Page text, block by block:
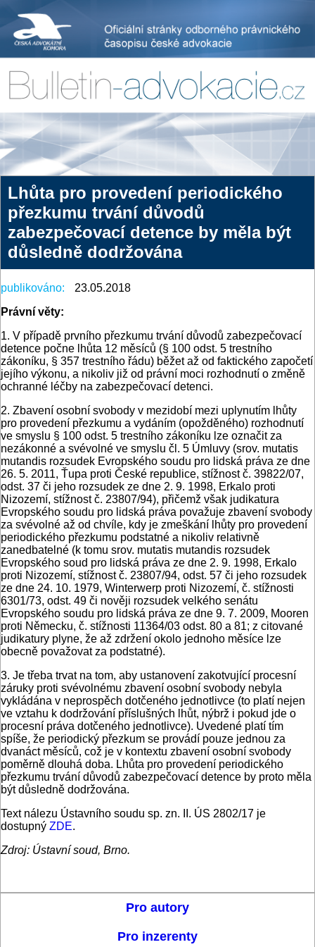
Lhůta pro provedení periodického
přezkumu trvání důvodů
zabezpečovací detence by měla být
důsledně dodržována
publikováno:
23.05.2018
Právní věty:
1. V případě prvního přezkumu trvání důvodů zabezpečovací
detence počne lhůta 12 měsíců (§ 100 odst. 5 trestního
zákoníku, § 357 trestního řádu) běžet až od faktického započetí
jejího výkonu, a nikoliv již od právní moci rozhodnutí o změně
ochranné léčby na zabezpečovací detenci.
2. Zbavení osobní svobody v mezidobí mezi uplynutím lhůty
pro provedení přezkumu a vydáním (opožděného) rozhodnutí
ve smyslu § 100 odst. 5 trestního zákoníku lze označit za
nezákonné a svévolné ve smyslu čl. 5 Úmluvy (srov. mutatis
mutandis rozsudek Evropského soudu pro lidská práva ze dne
26. 5. 2011, Ťupa proti České republice, stížnost č. 39822/07,
odst. 37 či jeho rozsudek ze dne 2. 9. 1998, Erkalo proti
Nizozemí, stížnost č. 23807/94), přičemž však judikatura
Evropského soudu pro lidská práva považuje zbavení svobody
za svévolné až od chvíle, kdy je zmeškání lhůty pro provedení
periodického přezkumu podstatné a nikoliv relativně
zanedbatelné (k tomu srov. mutatis mutandis rozsudek
Evropského soud pro lidská práva ze dne 2. 9. 1998, Erkalo
proti Nizozemí, stížnost č. 23807/94, odst. 57 či jeho rozsudek
ze dne 24. 10. 1979, Winterwerp proti Nizozemí, č. stížnosti
6301/73, odst. 49 či nověji rozsudek velkého senátu
Evropského soudu pro lidská práva ze dne 9. 7. 2009, Mooren
proti Německu, č. stížnosti 11364/03 odst. 80 a 81; z citované
judikatury plyne, že až zdržení okolo jednoho měsíce lze
obecně považovat za podstatné).
3. Je třeba trvat na tom, aby ustanovení zakotvující procesní
záruky proti svévolnému zbavení osobní svobody nebyla
vykládána v neprospěch dotčeného jednotlivce (to platí nejen
ve vztahu k dodržování příslušných lhůt, nýbrž i pokud jde o
procesní práva dotčeného jednotlivce). Uvedené platí tím
spíše, že periodický přezkum se provádí pouze jednou za
dvanáct měsíců, což je v kontextu zbavení osobní svobody
poměrně dlouhá doba. Lhůta pro provedení periodického
přezkumu trvání důvodů zabezpečovací detence by proto měla
být důsledně dodržována.
Text nálezu Ústavního soudu sp. zn. II. ÚS 2802/17 je
dostupný ZDE.
Zdroj: Ústavní soud, Brno.
Pro autory
Pro inzerenty